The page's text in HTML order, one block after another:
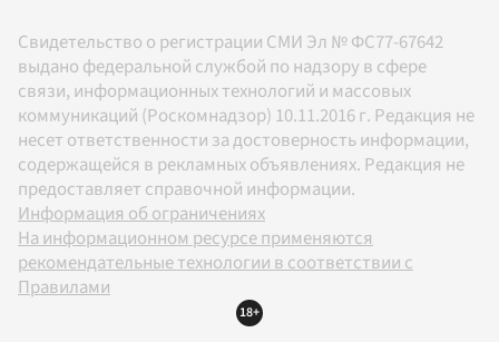
Свидетельство о регистрации СМИ Эл № ФС77-67642
выдано федеральной службой по надзору в сфере
связи, информационных технологий и массовых
коммуникаций (Роскомнадзор) 10.11.2016 г. Редакция не
несет ответственности за достоверность информации,
содержащейся в рекламных объявлениях. Редакция не
предоставляет справочной информации.
Информация об ограничениях
На информационном ресурсе применяются
рекомендательные технологии в соответствии с
Правилами
18+